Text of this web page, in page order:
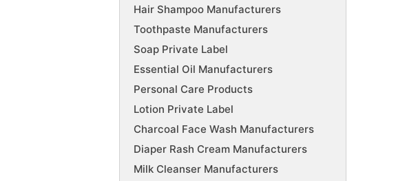
Hair Shampoo Manufacturers
Toothpaste Manufacturers
Soap Private Label
Essential Oil Manufacturers
Personal Care Products
Lotion Private Label
Charcoal Face Wash Manufacturers
Diaper Rash Cream Manufacturers
Milk Cleanser Manufacturers